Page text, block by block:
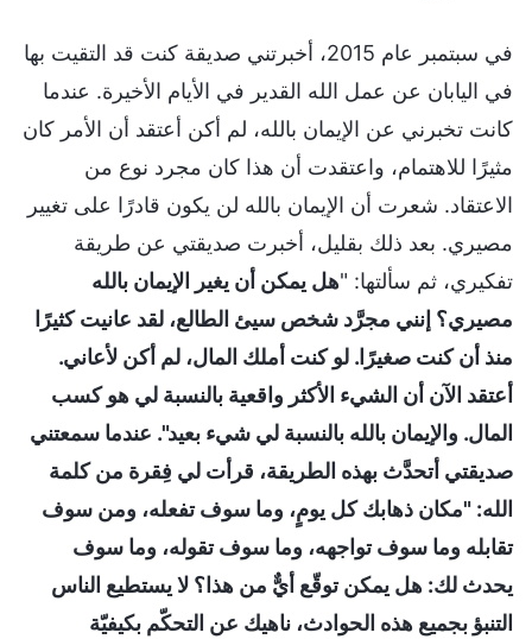
في سبتمبر عام 2015، أخبرتني صديقة كنت قد التقيت بها
في اليابان عن عمل الله القدير في الأيام الأخيرة. عندما
كانت تخبرني عن الإيمان بالله، لم أكن أعتقد أن الأمر كان
مثيرًا للاهتمام، واعتقدت أن هذا كان مجرد نوع من
الاعتقاد. شعرت أن الإيمان بالله لن يكون قادرًا على تغيير
مصيري. بعد ذلك بقليل، أخبرت صديقتي عن طريقة
تفكيري، ثم سألتها: "هل يمكن أن يغير الإيمان بالله
مصيري؟ إنني مجرَّد شخص سيئ الطالع، لقد عانيت كثيرًا
منذ أن كنت صغيرًا. لو كنت أملك المال، لم أكن لأعاني.
أعتقد الآن أن الشيء الأكثر واقعية بالنسبة لي هو كسب
المال. والإيمان بالله بالنسبة لي شيء بعيد". عندما سمعتني
صديقتي أتحدَّث بهذه الطريقة، قرأت لي فِقرة من كلمة
الله: "مكان ذهابك كل يومٍ، وما سوف تفعله، ومن سوف
تقابله وما سوف تواجهه، وما سوف تقوله، وما سوف
يحدث لك: هل يمكن توقّع أيٌّ من هذا؟ لا يستطيع الناس
التنبؤ بجميع هذه الحوادث، ناهيك عن التحكّم بكيفيّة